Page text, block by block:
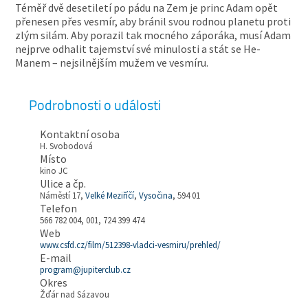
Téměř dvě desetiletí po pádu na Zem je princ Adam opět
přenesen přes vesmír, aby bránil svou rodnou planetu proti
zlým silám. Aby porazil tak mocného záporáka, musí Adam
nejprve odhalit tajemství své minulosti a stát se He-
Manem – nejsilnějším mužem ve vesmíru.
Podrobnosti o události
Kontaktní osoba
H. Svobodová
Místo
kino JC
Ulice a čp.
Náměstí 17,Velké Meziříčí,Vysočina, 594 01
Telefon
566 782 004, 001, 724 399 474
Web
www.csfd.cz/film/512398-vladci-vesmiru/prehled/
E-mail
program@jupiterclub.cz
Okres
Žďár nad Sázavou